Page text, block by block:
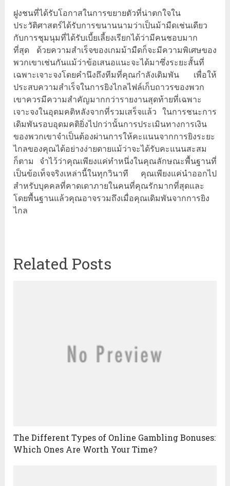
ฝูงชนที่ได้รับโอกาสในการขยายตัวที่น่าตกใจใน
ประวัติศาสตร์ได้รับการขนานนามว่าเป็นม้ามืดเช่นเดียว
กับการชุมนุมที่ได้รับเบี้ยเลี้ยงเรียกได้ว่ามีคนชอบมาก
ที่สุด ด้วยความสำเร็จของเกมม้ามืดก็จะมีความพิเศษของ
พวกเขาเช่นกันแม้ว่าข้อเสนอแนะจะได้มาซึ่งระยะสั้นที่
เฉพาะเจาะจงโดยคำนึงถึงทีมที่คุณกำลังเดิมพัน เพื่อให้
ประสบความสำเร็จในการยิงไกลไฟล์เก็บถาวรของพวก
เขาควรมีความสำคัญมากกว่ารายงานสุดท้ายที่เฉพาะ
เจาะจงในอุดมคติหลังจากที่รวมเสร็จแล้ว ในการชนะการ
เดิมพันรอบอุดมคติยิ่งไปกว่านั้นการประเมินทางการเงิน
ของพวกเขาจำเป็นต้องผ่านการให้คะแนนจากการยิงระยะ
ไกลของคุณได้อย่างง่ายดายแม้ว่าจะได้รับคะแนนสะสม
ก็ตาม จำไว้ว่าคุณเพียงแค่ทำหนึ่งในคุณลักษณะพื้นฐานที่
เป็นข้อเท็จจริงเหล่านี้ในทุกวินาที คุณเพียงแค่นำออกไป
สำหรับบุคคลที่คาดเดาภายในคนที่คุณรักมากที่สุดและ
โดยพื้นฐานแล้วคุณอาจรวมถึงเมื่อคุณเดิมพันจากการยิง
ไกล
Related Posts
The Different Types of Online Gambling Bonuses:
Which Ones Are Worth Your Time?